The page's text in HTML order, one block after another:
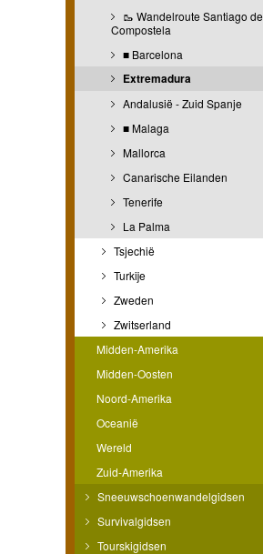
🥾 Wandelroute Santiago de
Compostela
■ Barcelona
Extremadura
Andalusië - Zuid Spanje
■ Malaga
Mallorca
Canarische Eilanden
Tenerife
La Palma
Tsjechië
Turkije
Zweden
Zwitserland
Midden-Amerika
Midden-Oosten
Noord-Amerika
Oceanië
Wereld
Zuid-Amerika
Sneeuwschoenwandelgidsen
Survivalgidsen
Tourskigidsen